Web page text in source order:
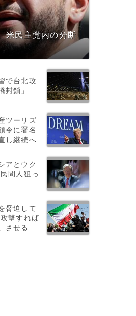
米民主党内の分断
で台北攻
封鎖」
ツーリズ
令に署名
し継続へ
アとウク
間人狙っ
脅迫して
撃すれば
させる